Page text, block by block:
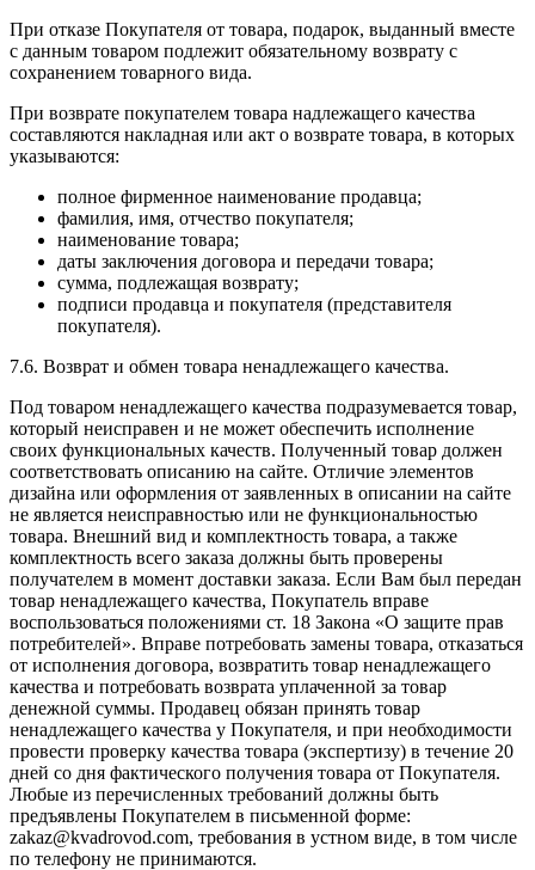
При отказе Покупателя от товара, подарок, выданный вместе
с данным товаром подлежит обязательному возврату с
сохранением товарного вида.
При возврате покупателем товара надлежащего качества
составляются накладная или акт о возврате товара, в которых
указываются:
полное фирменное наименование продавца;
фамилия, имя, отчество покупателя;
наименование товара;
даты заключения договора и передачи товара;
сумма, подлежащая возврату;
подписи продавца и покупателя (представителя
покупателя).
7.6. Возврат и обмен товара ненадлежащего качества.
Под товаром ненадлежащего качества подразумевается товар,
который неисправен и не может обеспечить исполнение
своих функциональных качеств. Полученный товар должен
соответствовать описанию на сайте. Отличие элементов
дизайна или оформления от заявленных в описании на сайте
не является неисправностью или не функциональностью
товара. Внешний вид и комплектность товара, а также
комплектность всего заказа должны быть проверены
получателем в момент доставки заказа. Если Вам был передан
товар ненадлежащего качества, Покупатель вправе
воспользоваться положениями ст. 18 Закона «О защите прав
потребителей». Вправе потребовать замены товара, отказаться
от исполнения договора, возвратить товар ненадлежащего
качества и потребовать возврата уплаченной за товар
денежной суммы. Продавец обязан принять товар
ненадлежащего качества у Покупателя, и при необходимости
провести проверку качества товара (экспертизу) в течение 20
дней со дня фактического получения товара от Покупателя.
Любые из перечисленных требований должны быть
предъявлены Покупателем в письменной форме:
zakaz@kvadrovod.com, требования в устном виде, в том числе
по телефону не принимаются.